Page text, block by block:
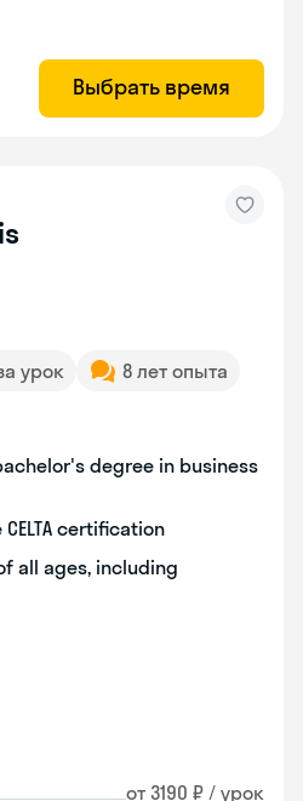
Выбрать время
урок
8 лет опыта
degree in business
certification
all ages, including
от 3190 ₽ / урок